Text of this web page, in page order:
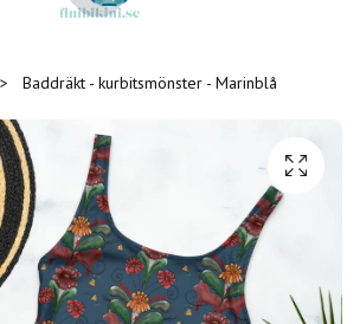
Baddräkt - kurbitsmönster - Marinblå